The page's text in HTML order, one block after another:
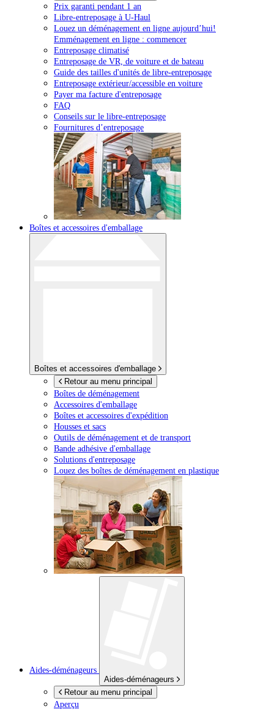
Prix garanti pendant 1 an
Libre-entreposage à U-Haul
Louez un déménagement en ligne aujourd’hui!
Emménagement en ligne : commencer
Entreposage climatisé
Entreposage de VR, de voiture et de bateau
Guide des tailles d'unités de libre-entreposage
Entreposage extérieur/accessible en voiture
Payer ma facture d'entreposage
FAQ
Conseils sur le libre-entreposage
Fournitures d’entreposage
Boîtes et accessoires d'emballage
Boîtes et accessoires d'emballage
Retour au menu principal
Boîtes de déménagement
Accessoires d'emballage
Boîtes et accessoires d'expédition
Housses et sacs
Outils de déménagement et de transport
Bande adhésive d'emballage
Solutions d'entreposage
Louez des boîtes de déménagement en plastique
Aides-déménageurs
Aides-déménageurs
Retour au menu principal
Aperçu